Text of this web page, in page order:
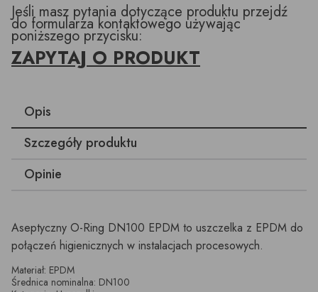
Jeśli masz pytania dotyczące produktu przejdź
do formularza kontaktowego używając
poniższego przycisku:
ZAPYTAJ O PRODUKT
Opis
Szczegóły produktu
Opinie
Aseptyczny O-Ring DN100 EPDM to uszczelka z EPDM do
połączeń higienicznych w instalacjach procesowych.
Materiał: EPDM
Średnica nominalna: DN100